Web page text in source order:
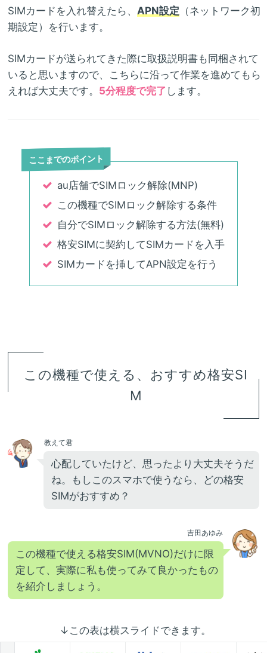
SIMカードを入れ替えたら、 APN設定 （ネットワーク初
期設定）を行います。
SIMカードが送られてきた際に取扱説明書も同梱されて
いると思いますので、こちらに沿って作業を進めてもら
えれば大丈夫です。 5分程度で完了 します。
ここまでのポイント
au店舗でSIMロック解除(MNP)
この機種でSIMロック解除する条件
自分でSIMロック解除する方法(無料)
格安SIMに契約してSIMカードを入手
SIMカードを挿してAPN設定を行う
この機種で使える、おすすめ格安SI
M
教えて君
心配していたけど、思ったより大丈夫そうだ
ね。もしこのスマホで使うなら、どの格安
SIMがおすすめ？
吉田あゆみ
この機種で使える格安SIM(MVNO)だけに限
定して、実際に私も使ってみて良かったもの
を紹介しましょう。
↓この表は横スライドできます。